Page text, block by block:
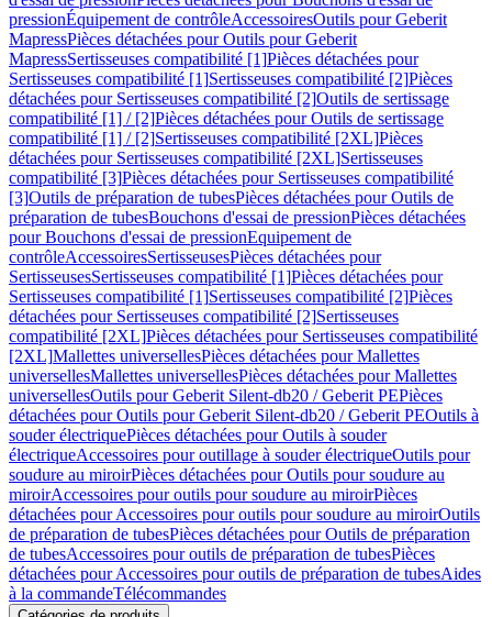
pressionÉquipement de contrôleAccessoiresOutils pour Geberit
MapressPièces détachées pour Outils pour Geberit
MapressSertisseuses compatibilité [1]Pièces détachées pour
Sertisseuses compatibilité [1]Sertisseuses compatibilité [2]Pièces
détachées pour Sertisseuses compatibilité [2]Outils de sertissage
compatibilité [1] / [2]Pièces détachées pour Outils de sertissage
compatibilité [1] / [2]Sertisseuses compatibilité [2XL]Pièces
détachées pour Sertisseuses compatibilité [2XL]Sertisseuses
compatibilité [3]Pièces détachées pour Sertisseuses compatibilité
[3]Outils de préparation de tubesPièces détachées pour Outils de
préparation de tubesBouchons d'essai de pressionPièces détachées
pour Bouchons d'essai de pressionEquipement de
contrôleAccessoiresSertisseusesPièces détachées pour
SertisseusesSertisseuses compatibilité [1]Pièces détachées pour
Sertisseuses compatibilité [1]Sertisseuses compatibilité [2]Pièces
détachées pour Sertisseuses compatibilité [2]Sertisseuses
compatibilité [2XL]Pièces détachées pour Sertisseuses compatibilité
[2XL]Mallettes universellesPièces détachées pour Mallettes
universellesMallettes universellesPièces détachées pour Mallettes
universellesOutils pour Geberit Silent-db20 / Geberit PEPièces
détachées pour Outils pour Geberit Silent-db20 / Geberit PEOutils à
souder électriquePièces détachées pour Outils à souder
électriqueAccessoires pour outillage à souder électriqueOutils pour
soudure au miroirPièces détachées pour Outils pour soudure au
miroirAccessoires pour outils pour soudure au miroirPièces
détachées pour Accessoires pour outils pour soudure au miroirOutils
de préparation de tubesPièces détachées pour Outils de préparation
de tubesAccessoires pour outils de préparation de tubesPièces
détachées pour Accessoires pour outils de préparation de tubesAides
à la commandeTélécommandes